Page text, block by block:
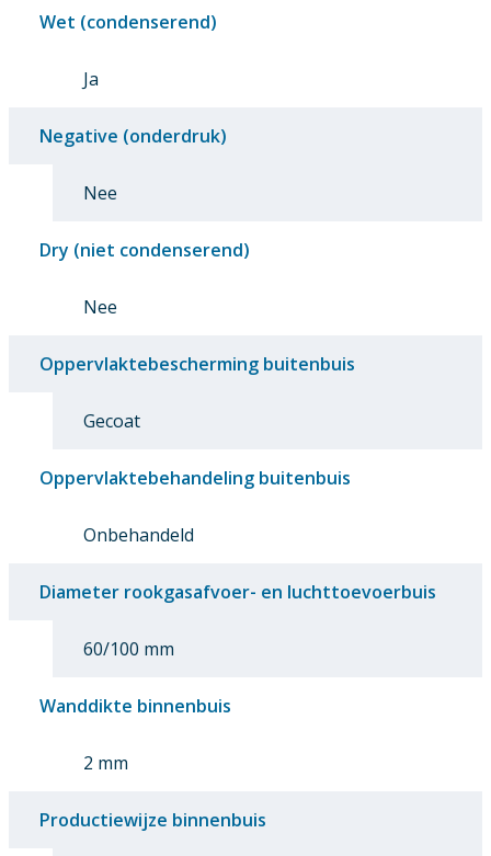
Wet (condenserend)
Ja
Negative (onderdruk)
Nee
Dry (niet condenserend)
Nee
Oppervlaktebescherming buitenbuis
Gecoat
Oppervlaktebehandeling buitenbuis
Onbehandeld
Diameter rookgasafvoer- en luchttoevoerbuis
60/100 mm
Wanddikte binnenbuis
2 mm
Productiewijze binnenbuis